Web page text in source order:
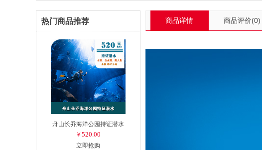
商品详情 商品评价(0)
热门商品推荐
舟山长乔海洋公园持证潜水
￥ 520.00
立即抢购